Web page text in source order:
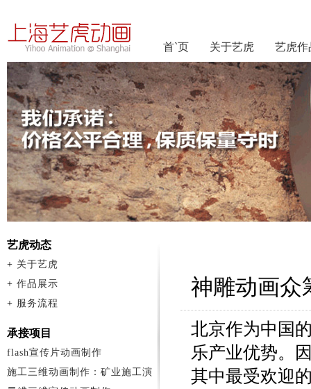
首`页 关于艺虎 艺虎作
神雕动画众
北京作为中国
乐产业优势。
其中最受欢迎
艺虎动态
+ 关于艺虎
+ 作品展示
+ 服务流程
承接项目
flash宣传片动画制作
施工三维动画制作：矿业施工演